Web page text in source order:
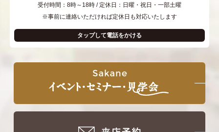
受付時間：8時～18時 / 定休日：日曜・祝日・一部土曜
※事前に連絡いただければ定休日も対応いたします
タップして電話をかける